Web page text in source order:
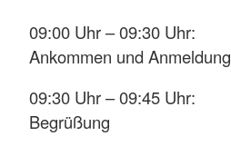
09:00 Uhr – 09:30 Uhr:
Ankommen und Anmeldung
09:30 Uhr – 09:45 Uhr:
Begrüßung